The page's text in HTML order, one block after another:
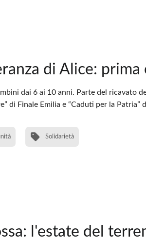
di Alice:
dai 6 ai 10 anni. Parte del ricavato
di Finale Emilia e “Caduti per la Patria”
Solidarietà
l'estate del